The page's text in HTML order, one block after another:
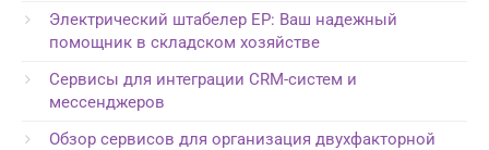
Электрический штабелер EP: Ваш надежный
помощник в складском хозяйстве
Сервисы для интеграции CRM-систем и
мессенджеров
Обзор сервисов для организация двухфакторной